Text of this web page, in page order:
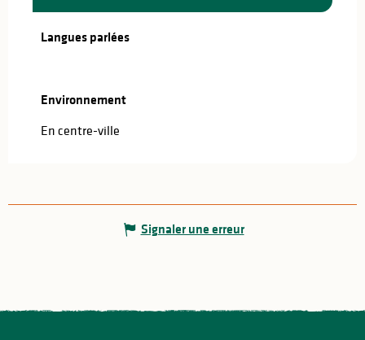
Langues parlées
Langues parlées
Environnement
Environnement
En centre-ville
Signaler une erreur